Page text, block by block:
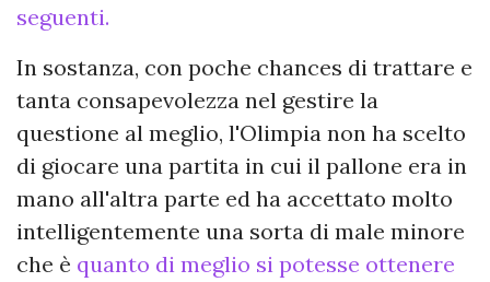
seguenti.
In sostanza, con poche chances di trattare e
tanta consapevolezza nel gestire la
questione al meglio, l'Olimpia non ha scelto
di giocare una partita in cui il pallone era in
mano all'altra parte ed ha accettato molto
intelligentemente una sorta di male minore
che è quanto di meglio si potesse ottenere